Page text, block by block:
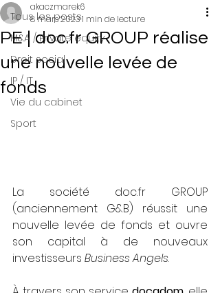
Tous les posts
M&A / Private equity
Droit social
IP / IT
Vie du cabinet
Sport
PE | doc.fr GROUP réalise
une nouvelle levée de
fonds
akaczmarek6
8 mars 20231 min de lecture
La société doc.fr GROUP
(anciennement G&B) réussit une
nouvelle levée de fonds et ouvre
son capital à de nouveaux
investisseurs Business Angels.